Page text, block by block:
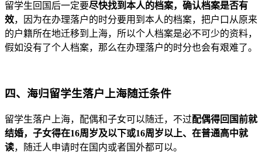
留学生回国后一定要尽快找到本人的档案，确认档案是否有
效，因为在办理落户的时分要用到本人的档案，把户口从原来
的户籍所在地迁移到上海，所以个人档案是必不可少的资料，
假如没有了个人档案，那么在办理落户的时分也会有艰难了。
四、海归留学生落户上海随迁条件
留学生落户上海，配偶和子女可以随迁，不过配偶得回国前就
结婚，子女得在16周岁及以下或16周岁以上、在普通高中就
读，随迁人申请时在国内或者国外都可以。